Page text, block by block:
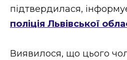
підтвердилася,
поліція Львівської
Виявилося, що цього